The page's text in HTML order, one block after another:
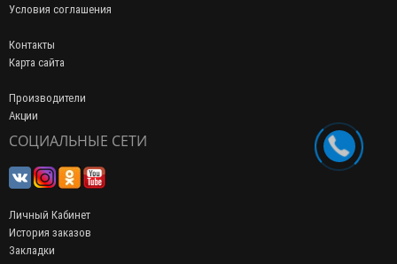
Условия соглашения
Контакты
Карта сайта
Производители
Акции
СОЦИАЛЬНЫЕ СЕТИ
Личный Кабинет
История заказов
Закладки